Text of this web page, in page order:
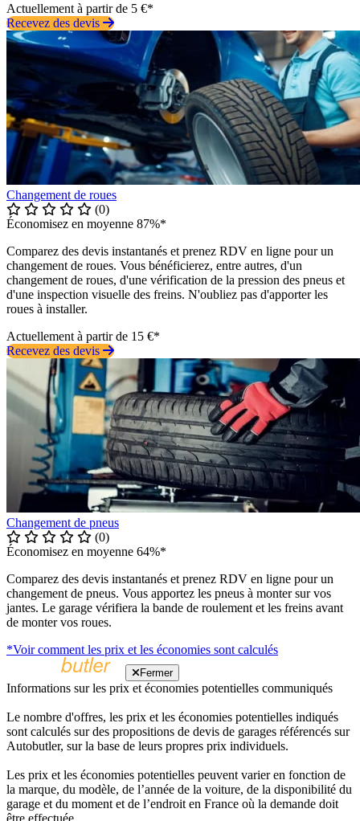
Actuellement à partir de 5 €*
Recevez des devis
Changement de roues
(0)
Économisez en moyenne 87%*
Comparez des devis instantanés et prenez RDV en ligne pour un
changement de roues. Vous bénéficierez, entre autres, d'un
changement de roues, d'une vérification de la pression des pneus et
d'une inspection visuelle des freins. N'oubliez pas d'apporter les
roues à installer.
Actuellement à partir de 15 €*
Recevez des devis
Changement de pneus
(0)
Économisez en moyenne 64%*
Comparez des devis instantanés et prenez RDV en ligne pour un
changement de pneus. Vous apportez les pneus à monter sur vos
jantes. Le garage vérifiera la bande de roulement et les freins avant
de monter vos roues.
*Voir comment les prix et les économies sont calculés
Fermer
Informations sur les prix et économies potentielles communiqués
Le nombre d'offres, les prix et les économies potentielles indiqués
sont calculés sur des propositions de devis de garages référencés sur
Autobutler, sur la base de leurs propres prix individuels.
Les prix et les économies potentielles peuvent varier en fonction de
la marque, du modèle, de l’année de la voiture, de la disponibilité du
garage et du moment et de l’endroit en France où la demande doit
être effectuée.